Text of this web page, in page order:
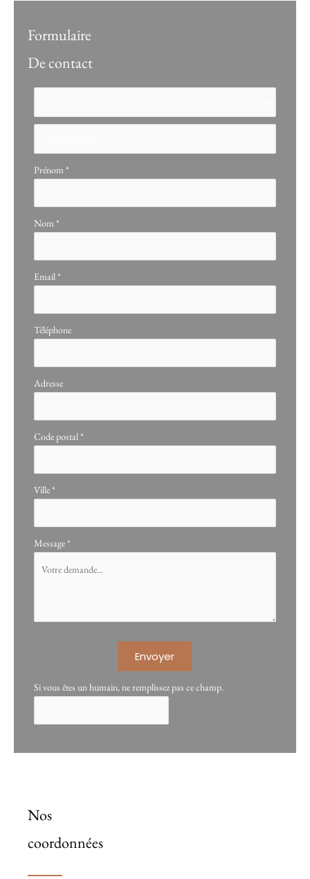
Formulaire
De contact
simple
Prénom *
Nom *
Email *
Téléphone
Adresse
Code postal *
Ville *
Message *
Envoyer
Si vous êtes un humain, ne remplissez pas ce champ.
Nos
coordonnées